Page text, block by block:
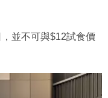
並不可與$12試食價